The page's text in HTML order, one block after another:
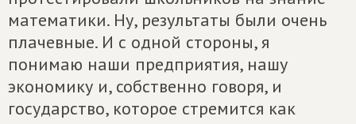
математики. Ну, результаты были очень
плачевные. И с одной стороны, я
понимаю наши предприятия, нашу
экономику и, собственно говоря, и
государство, которое стремится как